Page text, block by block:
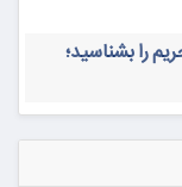
را بشناسید؛